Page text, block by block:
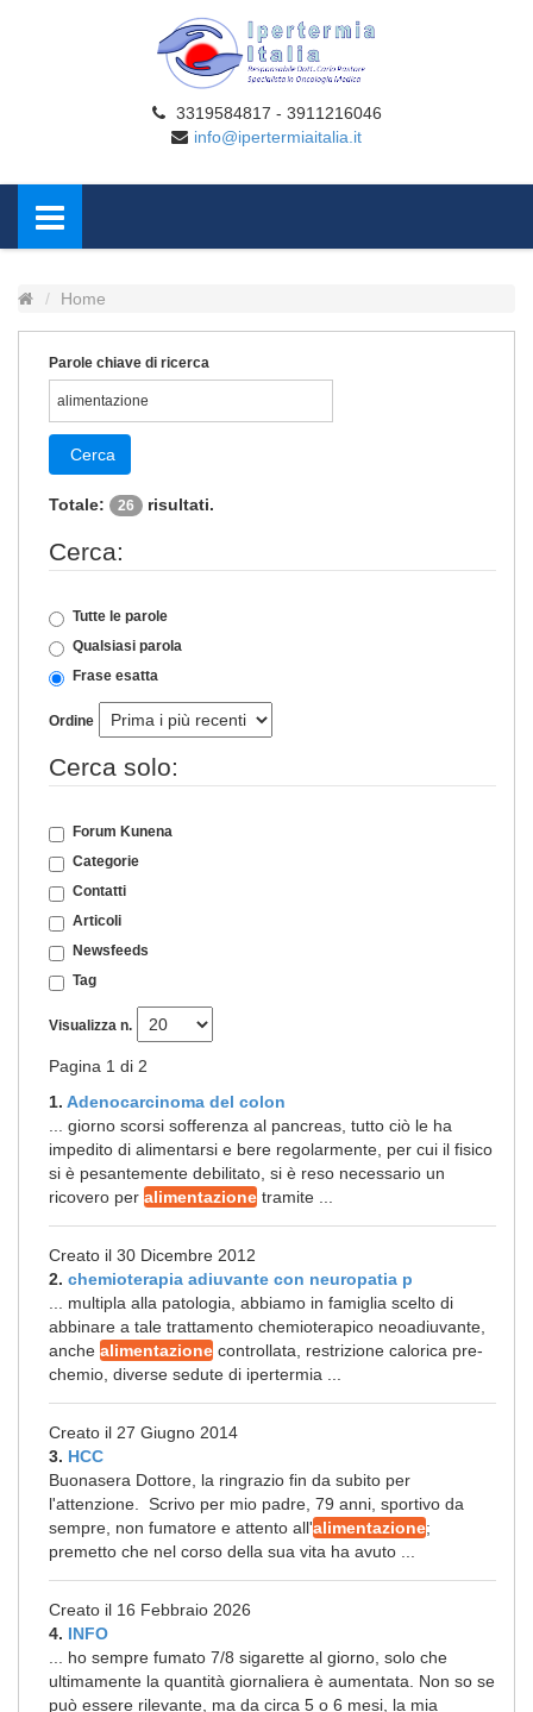
3319584817 - 3911216046
info@ipertermiaitalia.it
Home
Parole chiave di ricerca
Cerca
Totale: 26 risultati.
Cerca:
Tutte le parole
Qualsiasi parola
Frase esatta
Ordine
Cerca solo:
Forum Kunena
Categorie
Contatti
Articoli
Newsfeeds
Tag
Visualizza n.
Pagina 1 di 2
1. Adenocarcinoma del colon
... giorno scorsi sofferenza al pancreas, tutto ciò le ha
impedito di alimentarsi e bere regolarmente, per cui il fisico
si è pesantemente debilitato, si è reso necessario un
ricovero per alimentazione tramite ...
Creato il 30 Dicembre 2012
2. chemioterapia adiuvante con neuropatia p
... multipla alla patologia, abbiamo in famiglia scelto di
abbinare a tale trattamento chemioterapico neoadiuvante,
anche alimentazione controllata, restrizione calorica pre-
chemio, diverse sedute di ipertermia ...
Creato il 27 Giugno 2014
3. HCC
Buonasera Dottore, la ringrazio fin da subito per
l'attenzione. Scrivo per mio padre, 79 anni, sportivo da
sempre, non fumatore e attento all'alimentazione;
premetto che nel corso della sua vita ha avuto ...
Creato il 16 Febbraio 2026
4. INFO
... ho sempre fumato 7/8 sigarette al giorno, solo che
ultimamente la quantità giornaliera è aumentata. Non so se
può essere rilevante, ma da circa 5 o 6 mesi, la mia